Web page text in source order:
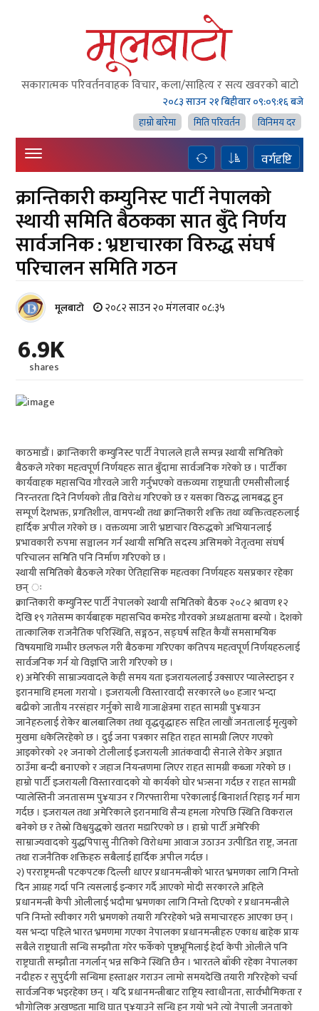
सकारात्मक परिवर्तनवाहक विचार, कला/साहित्य र सत्य खवरको बाटाे
२०८३ साउन २१ बिहीवार०९:०९:१७ बजे
हाम्राे बारेमा
मिति परिवर्तन विनिमय दर
वर्गदृष्टि
क्रान्तिकारी कम्युनिस्ट पार्टी नेपालको
स्थायी समिति बैठकका सात बुँदे निर्णय
सार्वजनिक : भ्रष्टाचारका विरुद्ध संघर्ष
परिचालन समिति गठन
मूलबाटाे २०८२ साउन २० मंगलवार ०८:३५
6.9K
shares
काठमाडौं । क्रान्तिकारी कम्युनिस्ट पार्टी नेपालले हालै सम्पन्न स्थायी समितिको
बैठकले गरेका महत्वपूर्ण निर्णयहरु सात बुँदामा सार्वजनिक गरेको छ । पार्टीका
कार्यवाहक महासचिव गौरवले जारी गर्नुभएको वक्तव्यमा राष्ट्रघाती एमसीसीलाई
निरन्तरता दिने निर्णयको तीव्र विरोध गरिएको छ र यसका विरुद्ध लामबद्ध हुन
सम्पूर्ण देशभक्त, प्रगतिशील, वामपन्थी तथा क्रान्तिकारी शक्ति तथा व्यक्तित्वहरुलाई
हार्दिक अपील गरेको छ । वक्तव्यमा जारी भ्रष्टाचार विरुद्धको अभियानलाई
प्रभावकारी रुपमा सञ्चालन गर्न स्थायी समिति सदस्य असिमको नेतृत्वमा संघर्ष
परिचालन समिति पनि निर्माण गरिएको छ ।
स्थायी समितिको बैठकले गरेका ऐतिहासिक महत्वका निर्णयहरु यसप्रकार रहेका
छन् ः
क्रान्तिकारी कम्युनिस्ट पार्टी नेपालको स्थायी समितिको बैठक २०८२ श्रावण १२
देखि १९ गतेसम्म कार्यबाहक महासचिव कमरेड गौरवको अध्यक्षतामा बस्यो । देशको
तात्कालिक राजनैतिक परिस्थिति, सङ्गठन, सङ्घर्ष सहित कैयौं समसामयिक
विषयमाथि गम्भीर छलफल गरी बैठकमा गरिएका कतिपय महत्वपूर्ण निर्णयहरुलाई
सार्वजनिक गर्न यो विज्ञप्ति जारी गरिएको छ ।
१) अमेरिकी साम्राज्यवादले केही समय यता इजरायललाई उक्साएर प्यालेस्टाइन र
इरानमाथि हमला गरायो । इजरायली विस्तारवादी सरकारले ७० हजार भन्दा
बढीको जातीय नरसंहार गर्नुको साथै गाजाक्षेत्रमा राहत सामग्री पु¥याउन
जानेहरुलाई रोकेर बालबालिका तथा वृद्धवृद्धाहरु सहित लाखौं जनतालाई मृत्युको
मुखमा धकेलिरहेको छ । दुई जना पत्रकार सहित राहत सामग्री लिएर गएको
आइकोरको २१ जनाको टोलीलाई इजरायली आतंकवादी सेनाले रोकेर अज्ञात
ठाउँमा बन्दी बनाएको र जहाज नियन्त्रणमा लिएर राहत सामग्री कब्जा गरेको छ ।
हाम्रो पार्टी इजरायली विस्तारवादको यो कार्यको घोर भत्र्सना गर्दछ र राहत सामग्री
प्यालेस्तिनी जनतासम्म पु¥याउन र गिरफ्तारीमा परेकालाई बिनाशर्त रिहाइ गर्न माग
गर्दछ । इजरायल तथा अमेरिकाले इरानमाथि सैन्य हमला गरेपछि स्थिति विकराल
बनेको छ र तेस्रो विश्वयुद्धको खतरा मडारिएको छ । हाम्रो पार्टी अमेरिकी
साम्राज्यवादको युद्धपिपासु नीतिको विरोधमा आवाज उठाउन उत्पीडित राष्ट्र, जनता
तथा राजनैतिक शक्तिहरु सबैलाई हार्दिक अपील गर्दछ ।
२) परराष्ट्रमन्त्री पटकपटक दिल्ली धाएर प्रधानमन्त्रीको भारत भ्रमणका लागि निम्तो
दिन आग्रह गर्दा पनि त्यसलाई इन्कार गर्दै आएको मोदी सरकारले अहिले
प्रधानमन्त्री केपी ओलीलाई भदौमा भ्रमणका लागि निम्तो दिएको र प्रधानमन्त्रीले
पनि निम्तो स्वीकार गरी भ्रमणको तयारी गरिरहेको भन्ने समाचारहरु आएका छन् ।
यस भन्दा पहिले भारत भ्रमणमा गएका नेपालका प्रधानमन्त्रीहरु एकाध बाहेक प्रायः
सबैले राष्ट्रघाती सन्धि सम्झौता गरेर फर्केको पृष्ठभूमिलाई हेर्दा केपी ओलीले पनि
राष्ट्रघाती सम्झौता नगर्लान् भन्न सकिने स्थिति छैन । भारतले बाँकी रहेका नेपालका
नदीहरु र सुपुर्दगी सन्धिमा हस्ताक्षर गराउन लामो समयदेखि तयारी गरिरहेको चर्चा
सार्वजनिक भइरहेका छन् । यदि प्रधानमन्त्रीबाट राष्ट्रिय स्वाधीनता, सार्वभौमिकता र
भौगोलिक अखण्डता माथि घात पु¥याउने सन्धि हुन गयो भने त्यो नेपाली जनताको